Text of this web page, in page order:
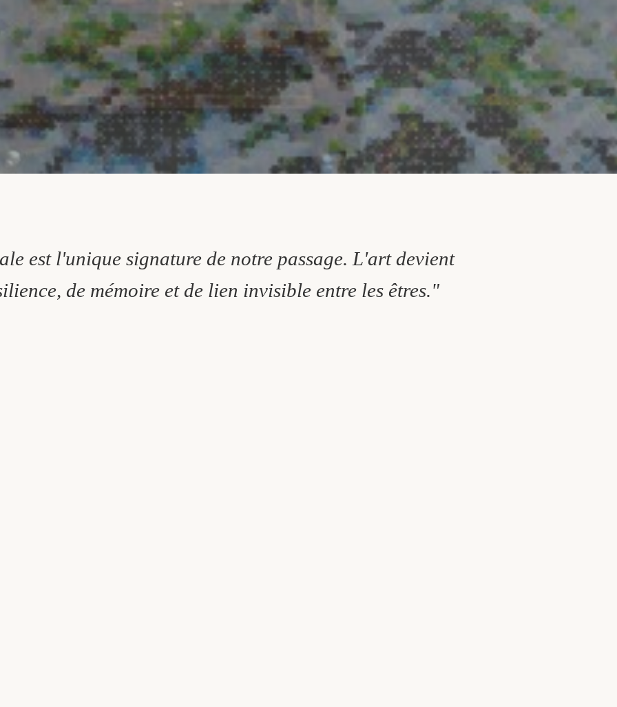
est l'unique signature de notre passage. L'art devient
de mémoire et de lien invisible entre les êtres."